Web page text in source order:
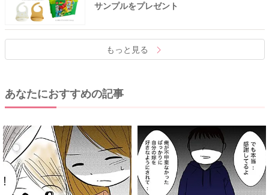
サンプルをプレゼント
もっと見る
あなたにおすすめの記事